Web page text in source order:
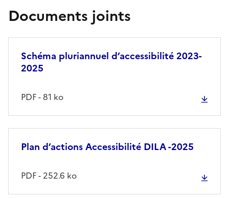
Documents joints
Schéma pluriannuel d’accessibilité 2023-
2025
PDF - 81 ko
Plan d’actions Accessibilité DILA -2025
PDF - 252.6 ko